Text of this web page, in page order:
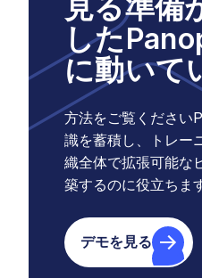
した
に動いて
方法をご覧ください
識を蓄積し、トレー
織全体で拡張可能な
築するのに役立ちま
デモを見る